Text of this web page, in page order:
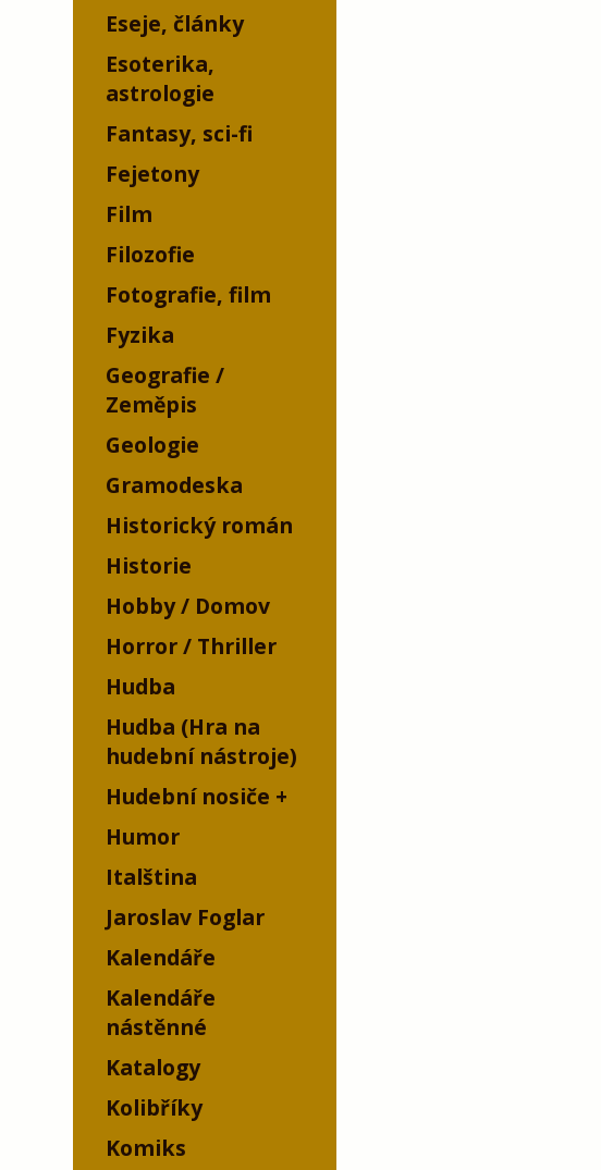
Eseje, články
Esoterika,
astrologie
Fantasy, sci-fi
Fejetony
Film
Filozofie
Fotografie, film
Fyzika
Geografie /
Zeměpis
Geologie
Gramodeska
Historický román
Historie
Hobby / Domov
Horror / Thriller
Hudba
Hudba (Hra na
hudební nástroje)
Hudební nosiče
Humor
Italština
Jaroslav Foglar
Kalendáře
Kalendáře
nástěnné
Katalogy
Kolibříky
Komiks